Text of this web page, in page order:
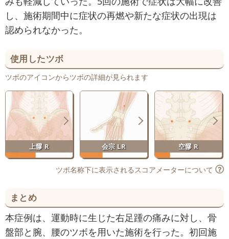
し、施術期間中に症状の再燃や新たな症状の出現は
認められなかった。
使用したツボ
ツボのアイコンからツボの詳細が見られます
上髎 R 会宗 LR 空髎 R
ツボ名称下に表示されるスコアメーターについて
まとめ
本症例は、運動時に生じた右足踵の痛みに対し、骨
盤部と腕、腰のツボを用いた施術を行った。初回施